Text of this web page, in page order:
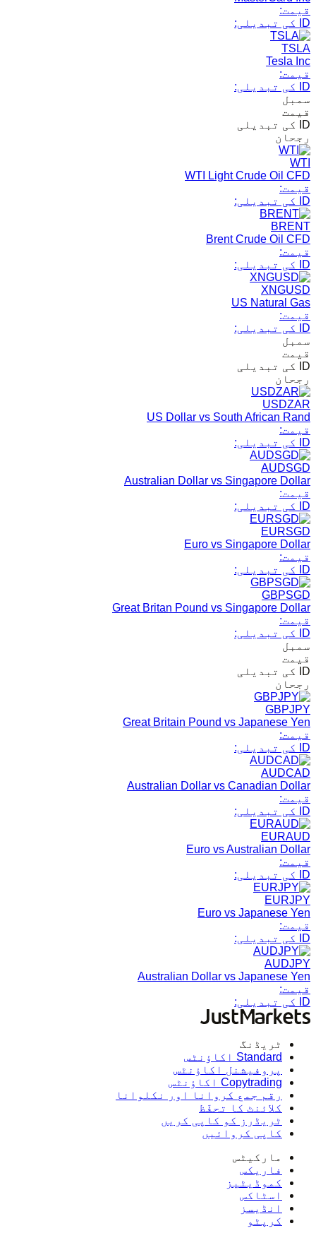
قیمت:
ID کی تبدیلی:
TSLA
Tesla Inc
قیمت:
ID کی تبدیلی:
سمبل
قیمت
ID کی تبدیلی
رجحان
WTI
WTI Light Crude Oil CFD
قیمت:
ID کی تبدیلی:
BRENT
Brent Crude Oil CFD
قیمت:
ID کی تبدیلی:
XNGUSD
US Natural Gas
قیمت:
ID کی تبدیلی:
سمبل
قیمت
ID کی تبدیلی
رجحان
USDZAR
US Dollar vs South African Rand
قیمت:
ID کی تبدیلی:
AUDSGD
Australian Dollar vs Singapore Dollar
قیمت:
ID کی تبدیلی:
EURSGD
Euro vs Singapore Dollar
قیمت:
ID کی تبدیلی:
GBPSGD
Great Britan Pound vs Singapore Dollar
قیمت:
ID کی تبدیلی:
سمبل
قیمت
ID کی تبدیلی
رجحان
GBPJPY
Great Britain Pound vs Japanese Yen
قیمت:
ID کی تبدیلی:
AUDCAD
Australian Dollar vs Canadian Dollar
قیمت:
ID کی تبدیلی:
EURAUD
Euro vs Australian Dollar
قیمت:
ID کی تبدیلی:
EURJPY
Euro vs Japanese Yen
قیمت:
ID کی تبدیلی:
AUDJPY
Australian Dollar vs Japanese Yen
قیمت:
ID کی تبدیلی:
ٹریڈنگ
Standard اکاؤنٹس
پروفیشنل اکاؤنٹس
Copytrading اکاؤنٹس
رقم جمع کروانا اور نکلوانا
کلائنٹ کا تحفّظ
ٹریڈرز کو کاپی کریں
کاپی کروائیں
مارکیٹس
فاریکس
کموڈیٹیز
اسٹاکس
انڈیسز
کرپٹو